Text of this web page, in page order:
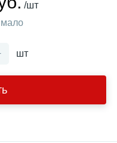
/шт
шт